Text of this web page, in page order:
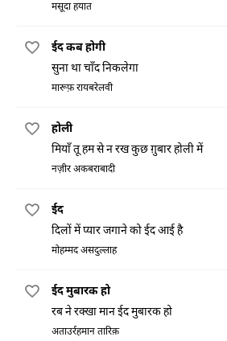
मसूदा हयात
ईद कब होगी
सुना था चाँद निकलेगा
मारूफ़ रायबरेलवी
होली
मियाँ तू हम से न रख कुछ ग़ुबार होली में
नज़ीर अकबराबादी
ईद
दिलों में प्यार जगाने को ईद आई है
मोहम्मद असदुल्लाह
ईद मुबारक हो
रब ने रक्खा मान ईद मुबारक हो
अताउर्रहमान तारिक़